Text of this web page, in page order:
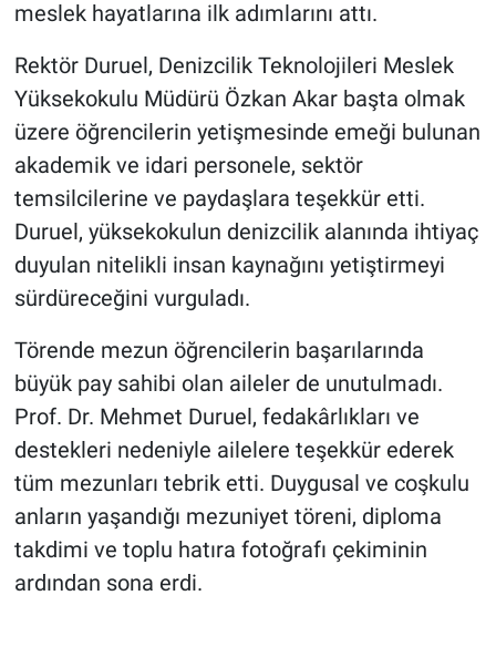
meslek hayatlarına ilk adımlarını attı.
Rektör Duruel, Denizcilik Teknolojileri Meslek
Yüksekokulu Müdürü Özkan Akar başta olmak
üzere öğrencilerin yetişmesinde emeği bulunan
akademik ve idari personele, sektör
temsilcilerine ve paydaşlara teşekkür etti.
Duruel, yüksekokulun denizcilik alanında ihtiyaç
duyulan nitelikli insan kaynağını yetiştirmeyi
sürdüreceğini vurguladı.
Törende mezun öğrencilerin başarılarında
büyük pay sahibi olan aileler de unutulmadı.
Prof. Dr. Mehmet Duruel, fedakârlıkları ve
destekleri nedeniyle ailelere teşekkür ederek
tüm mezunları tebrik etti. Duygusal ve coşkulu
anların yaşandığı mezuniyet töreni, diploma
takdimi ve toplu hatıra fotoğrafı çekiminin
ardından sona erdi.